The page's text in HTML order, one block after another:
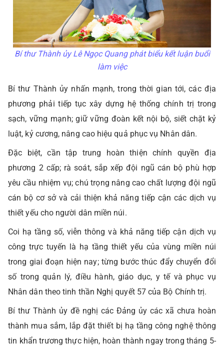
Bí thư Thành ủy Lê Ngọc Quang phát biểu kết luận buổi
làm việc
Bí thư Thành ủy nhấn mạnh, trong thời gian tới, các địa
phương phải tiếp tục xây dựng hệ thống chính trị trong
sạch, vững mạnh; giữ vững đoàn kết nội bộ, siết chặt kỷ
luật, kỷ cương, nâng cao hiệu quả phục vụ Nhân dân.
Đặc biệt, cần tập trung hoàn thiện chính quyền địa
phương 2 cấp; rà soát, sắp xếp đội ngũ cán bộ phù hợp
yêu cầu nhiệm vụ; chú trọng nâng cao chất lượng đội ngũ
cán bộ cơ sở và cải thiện khả năng tiếp cận các dịch vụ
thiết yếu cho người dân miền núi.
Coi hạ tầng số, viễn thông và khả năng tiếp cận dịch vụ
công trực tuyến là hạ tầng thiết yếu của vùng miền núi
trong giai đoạn hiện nay; từng bước thúc đẩy chuyển đổi
số trong quản lý, điều hành, giáo dục, y tế và phục vụ
Nhân dân theo tinh thần Nghị quyết 57 của Bộ Chính trị.
Bí thư Thành ủy đề nghị các Đảng ủy các xã chưa hoàn
thành mua sắm, lắp đặt thiết bị hạ tầng công nghệ thông
tin khẩn trương thực hiện, hoàn thành ngay trong tháng 5-